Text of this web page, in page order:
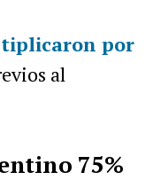
por
al
75%